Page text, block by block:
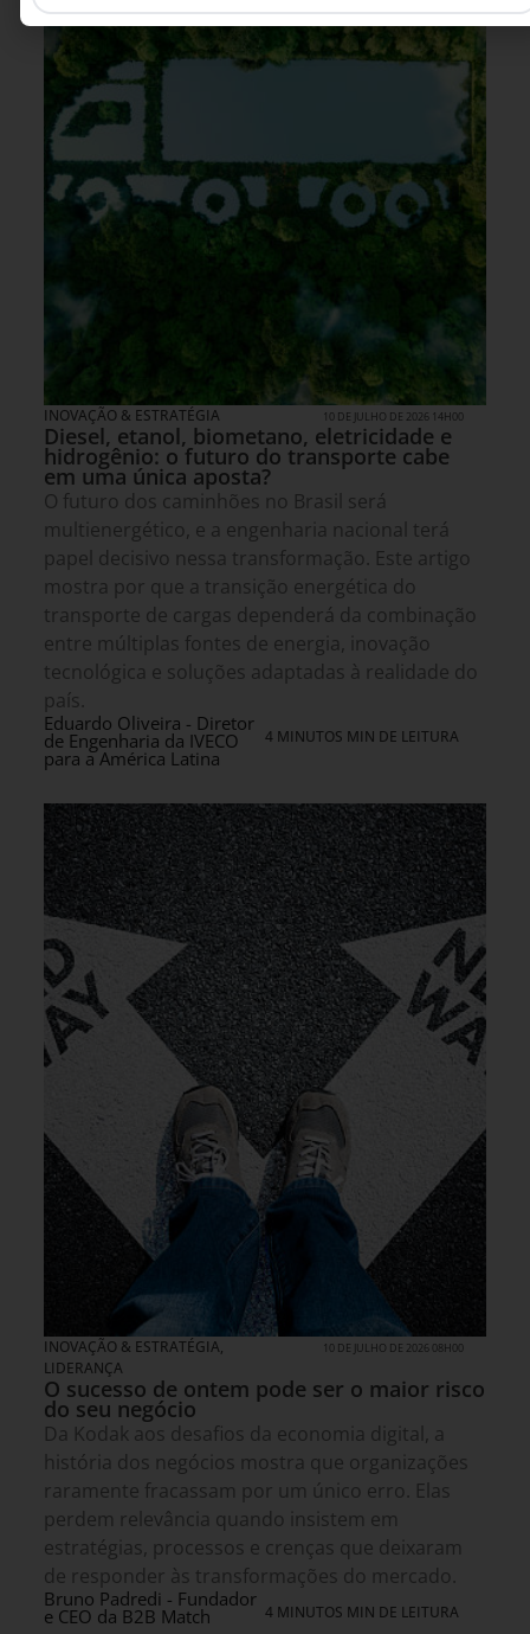
INOVAÇÃO & ESTRATÉGIA 10 DE JULHO DE 2026 14H00
Diesel, etanol, biometano, eletricidade e
hidrogênio: o futuro do transporte cabe
em uma única aposta?
O futuro dos caminhões no Brasil será
multienergético, e a engenharia nacional terá
papel decisivo nessa transformação. Este artigo
mostra por que a transição energética do
transporte de cargas dependerá da combinação
entre múltiplas fontes de energia, inovação
tecnológica e soluções adaptadas à realidade do
país.
Eduardo Oliveira - Diretor
de Engenharia da IVECO
para a América Latina
4 MINUTOS MIN DE LEITURA
INOVAÇÃO & ESTRATÉGIA,
LIDERANÇA
10 DE JULHO DE 2026 08H00
O sucesso de ontem pode ser o maior risco
do seu negócio
Da Kodak aos desafios da economia digital, a
história dos negócios mostra que organizações
raramente fracassam por um único erro. Elas
perdem relevância quando insistem em
estratégias, processos e crenças que deixaram
de responder às transformações do mercado.
Bruno Padredi - Fundador
e CEO da B2B Match 4 MINUTOS MIN DE LEITURA